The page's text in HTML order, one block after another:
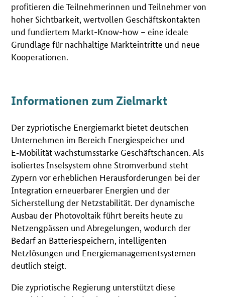
profitieren die Teilnehmerinnen und Teilnehmer von
hoher Sichtbarkeit, wertvollen Geschäftskontakten
und fundiertem Markt-Know-how – eine ideale
Grundlage für nachhaltige Markteintritte und neue
Kooperationen.
Informationen zum Zielmarkt
Der zypriotische Energiemarkt bietet deutschen
Unternehmen im Bereich Energiespeicher und
E‑Mobilität wachstumsstarke Geschäftschancen. Als
isoliertes Inselsystem ohne Stromverbund steht
Zypern vor erheblichen Herausforderungen bei der
Integration erneuerbarer Energien und der
Sicherstellung der Netzstabilität. Der dynamische
Ausbau der Photovoltaik führt bereits heute zu
Netzengpässen und Abregelungen, wodurch der
Bedarf an Batteriespeichern, intelligenten
Netzlösungen und Energiemanagementsystemen
deutlich steigt.
Die zypriotische Regierung unterstützt diese